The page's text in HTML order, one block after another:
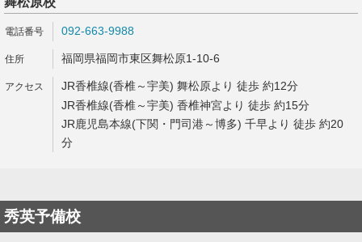
092-663-9988
福岡県福岡市東区舞松原1-10-6
JR香椎線(香椎～宇美) 舞松原より 徒歩 約12分
JR香椎線(香椎～宇美) 香椎神宮より 徒歩 約15分
JR鹿児島本線(下関・門司港～博多) 千早より 徒歩 約20
分
秀英予備校